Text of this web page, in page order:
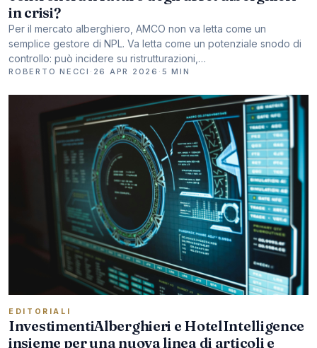
in crisi?
Per il mercato alberghiero, AMCO non va letta come un
semplice gestore di NPL. Va letta come un potenziale snodo di
controllo: può incidere su ristrutturazioni,…
ROBERTO NECCI · 26 APR 2026 · 5 MIN
EDITORIALI
InvestimentiAlberghieri e HotelIntelligence
insieme per una nuova linea di articoli e